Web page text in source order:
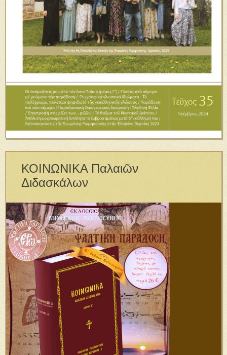
ΚΟΙΝΩΝΙΚΑ Παλαιῶν
Διδασκάλων